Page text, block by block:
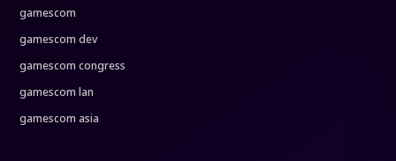
gamescom
gamescom dev
gamescom congress
gamescom lan
gamescom asia